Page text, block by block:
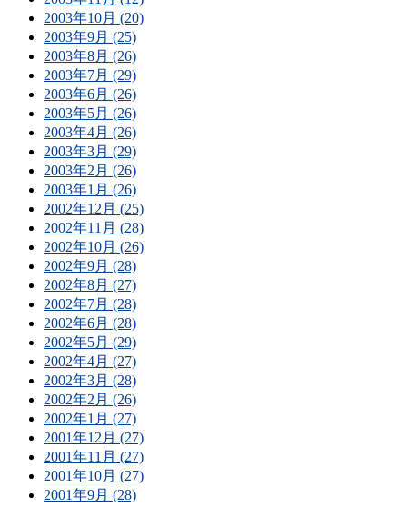
2003年10月 (20)
2003年9月 (25)
2003年8月 (26)
2003年7月 (29)
2003年6月 (26)
2003年5月 (26)
2003年4月 (26)
2003年3月 (29)
2003年2月 (26)
2003年1月 (26)
2002年12月 (25)
2002年11月 (28)
2002年10月 (26)
2002年9月 (28)
2002年8月 (27)
2002年7月 (28)
2002年6月 (28)
2002年5月 (29)
2002年4月 (27)
2002年3月 (28)
2002年2月 (26)
2002年1月 (27)
2001年12月 (27)
2001年11月 (27)
2001年10月 (27)
2001年9月 (28)